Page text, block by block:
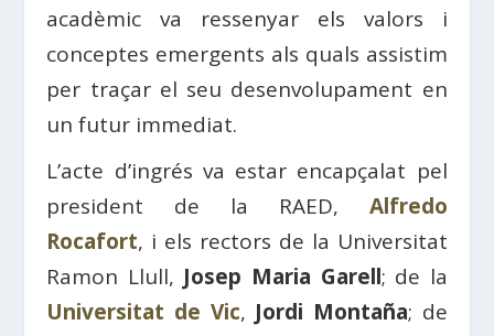
acadèmic va ressenyar els valors i
conceptes emergents als quals assistim
per traçar el seu desenvolupament en
un futur immediat.
L’acte d’ingrés va estar encapçalat pel
president de la RAED, Alfredo
Rocafort, i els rectors de la Universitat
Ramon Llull, Josep Maria Garell; de la
Universitat de Vic, Jordi Montaña; de